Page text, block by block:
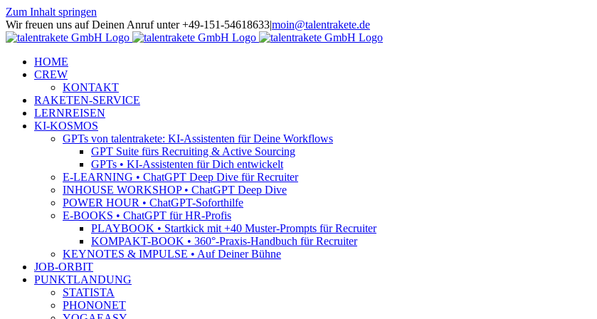
Zum Inhalt springen
Wir freuen uns auf Deinen Anruf unter +49-151-54618633|moin@talentrakete.de
HOME
CREW
KONTAKT
RAKETEN-SERVICE
LERNREISEN
KI-KOSMOS
GPTs von talentrakete: KI-Assistenten für Deine Workflows
GPT Suite fürs Recruiting & Active Sourcing
GPTs • KI-Assistenten für Dich entwickelt
E-LEARNING • ChatGPT Deep Dive für Recruiter
INHOUSE WORKSHOP • ChatGPT Deep Dive
POWER HOUR • ChatGPT-Soforthilfe
E-BOOKS • ChatGPT für HR-Profis
PLAYBOOK • Startkick mit +40 Muster-Prompts für Recruiter
KOMPAKT-BOOK • 360°-Praxis-Handbuch für Recruiter
KEYNOTES & IMPULSE • Auf Deiner Bühne
JOB-ORBIT
PUNKTLANDUNG
STATISTA
PHONONET